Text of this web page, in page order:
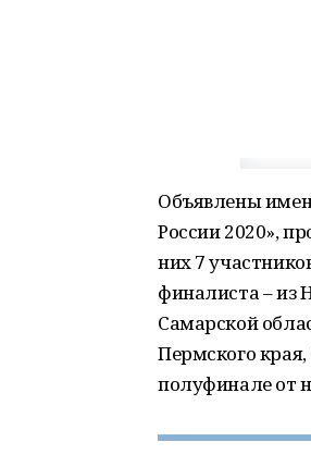
Объявлены
России 2020»,
них 7
финалиста – из
Самарской
Пермского
полуфинале от